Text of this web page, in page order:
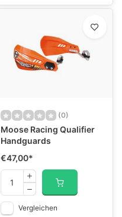
(0)
Moose Racing Qualifier
Handguards
€47,00*
Vergleichen